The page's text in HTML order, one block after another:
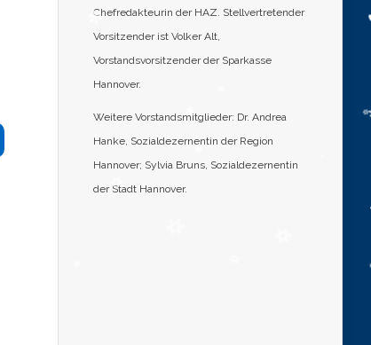
Chefredakteurin der HAZ. Stellvertretender
Vorsitzender ist Volker Alt,
Vorstandsvorsitzender der Sparkasse
Hannover.
Weitere Vorstandsmitglieder: Dr. Andrea
Hanke, Sozialdezernentin der Region
Hannover; Sylvia Bruns, Sozialdezernentin
der Stadt Hannover.